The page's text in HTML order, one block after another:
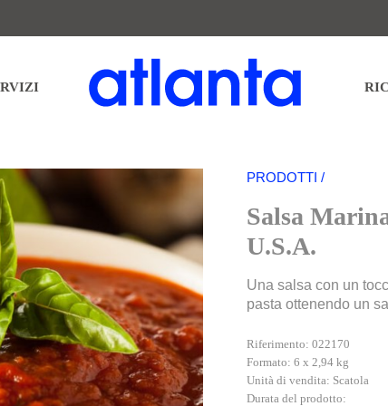
Temática S.L. al fine di inviarLe la nostra newsletter. Potrà esercitare in qualsiasi momento
aggiuntive e dettagliate sul trattamento dei suoi dati nella nostra INFORMATIVA
PRODOTTI /
Salsa
U.S.A.
Una salsa con un
pasta ottenendo un
Riferimento: 022170
Formato: 6 x 2,94 kg
Unità di vendita: Scatola
Durata del prodotto: